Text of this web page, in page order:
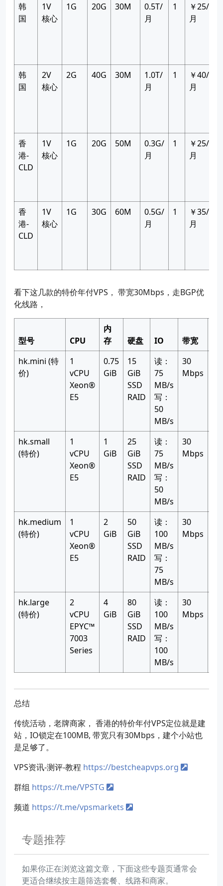
韩
国
1V
核心
1G 20G 30M
0.5T/
月
1
￥25/
月
韩
国
2V
核心
2G 40G 30M
1.0T/
月
1
￥40/
月
香
港-
CLD
1V
核心
1G 20G 50M
0.3G/
月
1
￥25/
月
香
港-
CLD
1V
核心
1G 30G 60M
0.5G/
月
1
￥35/
月
看下这几款的特价年付VPS， 带宽30Mbps，走BGP优
化线路，
型号 CPU
内
存
硬盘 IO 带宽
hk.mini (特
价)
1
vCPU
Xeon®
E5
0.75
GiB
15
GiB
SSD
RAID
读：
75
MB/s
写：
50
MB/s
30
Mbps
hk.small
(特价)
1
vCPU
Xeon®
E5
1
GiB
25
GiB
SSD
RAID
读：
75
MB/s
写：
50
MB/s
30
Mbps
hk.medium
(特价)
1
vCPU
Xeon®
E5
2
GiB
50
GiB
SSD
RAID
读：
100
MB/s
写：
75
MB/s
30
Mbps
hk.large
(特价)
2
vCPU
EPYC™
7003
Series
4
GiB
80
GiB
SSD
RAID
读：
100
MB/s
写：
100
MB/s
30
Mbps
总结
传统活动，老牌商家， 香港的特价年付VPS定位就是建
站，IO锁定在100MB, 带宽只有30Mbps，建个小站也
是足够了。
VPS资讯-测评-教程 https://bestcheapvps.org
群组 https://t.me/VPSTG
频道 https://t.me/vpsmarkets
专题推荐
如果你正在浏览这篇文章，下面这些专题页通常会
更适合继续按主题筛选套餐、线路和商家。